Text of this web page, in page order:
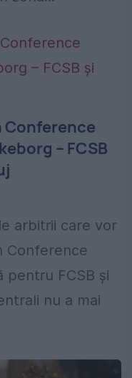
Conference
– FCSB
arbitrii care vor
Conference
pentru FCSB și
nu a mai